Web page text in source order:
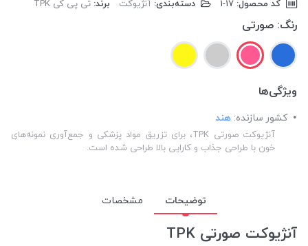
کد محصول: دسته‌بندی: آنژیوکت برند: تی پی کی TPK
رنگ: صورتی
ویژگی‌ها
کشور سازنده: هند
آنژیوکت صورتی TPK، برای تزریق مواد پزشکی و جمع‌آوری نمونه‌های
خون با طراحی جذاب و کارایی بالا طراحی شده است.
توضیحات مشخصات
آنژیوکت صورتی TPK